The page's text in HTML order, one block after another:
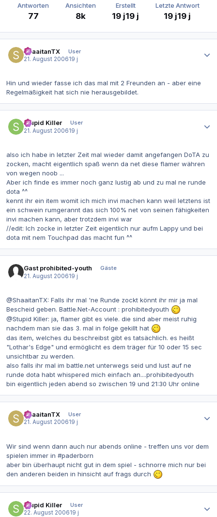
Antworten
77
Ansichten
8k
Erstellt
19 j19 j
Letzte Antwort
19 j19 j
ShaaitanTX
User
21. August 200619 j
Hin und wieder fasse ich das mal mit 2 Freunden an - aber eine
Regelmäßigkeit hat sich nie herausgebildet.
Stupid Killer
User
21. August 200619 j
also ich habe in letzter Zeit mal wieder damit angefangen DoTA zu
zocken, macht eigentlich spaß wenn da net diese flamer währen
von wegen noob ...
Aber ich finde es immer noch ganz lustig ab und zu mal ne runde
dota ^^
kennt ihr ein item womit ich mich invi machen kann weil letztens ist
ein schwein rumgerannt das sich 100% net von seinen fähigkeiten
invi machen kann, aber trotzdem invi war
//edit: Ich zocke in letzter Zeit eigentlich nur aufm Lappy und bei
dota mit nem Touchpad das macht fun ^^
Gast prohibited-youth
Gäste
21. August 200619 j
@ShaaitanTX: Falls ihr mal 'ne Runde zockt könnt ihr mir ja mal
Bescheid geben. Battle.Net-Account : prohibitedyouth
@Stupid Killer: ja, flamer gibt es viele. die sind aber meist ruhig
nachdem man sie das 3. mal in folge gekillt hat
das item, welches du beschreibst gibt es tatsächlich. es heißt
"Lothar's Edge" und ermöglicht es dem träger für 10 oder 15 sec
unsichtbar zu werden.
also falls ihr mal im battle.net unterwegs seid und lust auf ne
runde dota habt whispered mich einfach an....prohibitedyouth
bin eigentlich jeden abend so zwischen 19 und 21:30 Uhr online
ShaaitanTX
User
21. August 200619 j
Wir sind wenn dann auch nur abends online - treffen uns vor dem
spielen immer in #paderborn
aber bin überhaupt nicht gut in dem spiel - schnorre mich nur bei
den anderen beiden in hinsicht auf frags durch
Stupid Killer
User
22. August 200619 j